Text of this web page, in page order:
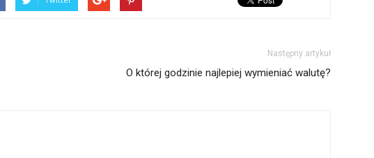
Następny artykuł
O której godzinie najlepiej wymieniać walutę?